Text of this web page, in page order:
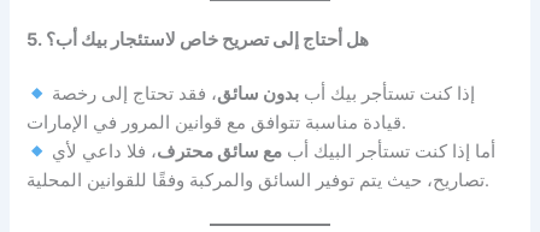
5. هل أحتاج إلى تصريح خاص لاستئجار بيك أب؟
إذا كنت تستأجر بيك أب بدون سائق، فقد تحتاج إلى رخصة
قيادة مناسبة تتوافق مع قوانين المرور في الإمارات.
أما إذا كنت تستأجر البيك أب مع سائق محترف، فلا داعي لأي
تصاريح، حيث يتم توفير السائق والمركبة وفقًا للقوانين المحلية.